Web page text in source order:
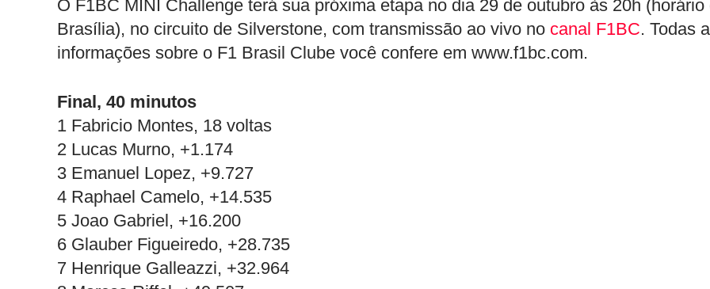
O F1BC MINI Challenge terá sua próxima etapa no dia 29 de outubro às 20h (horário
Brasília), no circuito de Silverstone, com transmissão ao vivo no canal F1BC. Todas
informações sobre o F1 Brasil Clube você confere em www.f1bc.com.
Final, 40 minutos
1 Fabricio Montes, 18 voltas
2 Lucas Murno, +1.174
3 Emanuel Lopez, +9.727
4 Raphael Camelo, +14.535
5 Joao Gabriel, +16.200
6 Glauber Figueiredo, +28.735
7 Henrique Galleazzi, +32.964